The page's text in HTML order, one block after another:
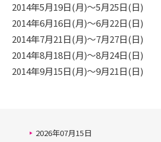
2014年5月19日(月)～5月25日(日)
2014年6月16日(月)～6月22日(日)
2014年7月21日(月)～7月27日(日)
2014年8月18日(月)～8月24日(日)
2014年9月15日(月)～9月21日(日)
2026年07月15日